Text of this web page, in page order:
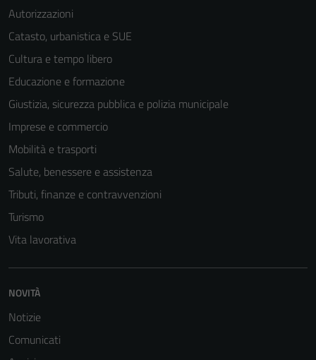
Autorizzazioni
Catasto, urbanistica e SUE
Cultura e tempo libero
Educazione e formazione
Giustizia, sicurezza pubblica e polizia municipale
Imprese e commercio
Mobilità e trasporti
Salute, benessere e assistenza
Tributi, finanze e contravvenzioni
Turismo
Vita lavorativa
NOVITÀ
Notizie
Comunicati